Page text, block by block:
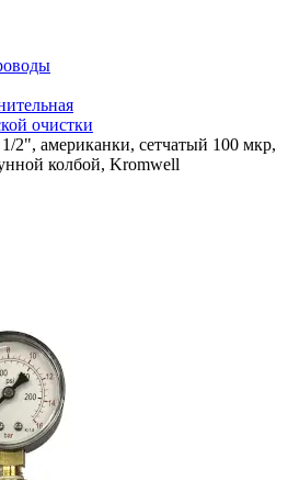
очистки
2", американки, сетчатый 100 мкр,
колбой, Kromwell